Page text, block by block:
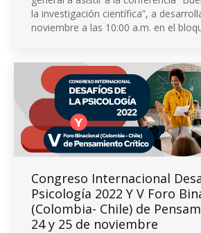
la investigación científica”, a
noviembre a las 10:00 a.m. en el
Congreso Internacional
Psicología 2022 Y V Foro
(Colombia- Chile) de
24 y 25 de noviembre